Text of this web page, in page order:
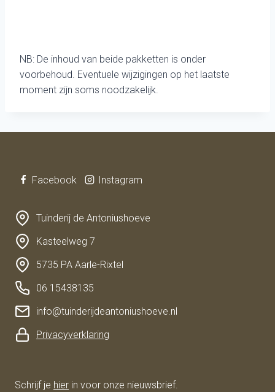
NB: De inhoud van beide pakketten is onder
voorbehoud. Eventuele wijzigingen op het laatste
moment zijn soms noodzakelijk.
Facebook Instagram
Tuinderij de Antoniushoeve
Kasteelweg 7
5735 PA Aarle-Rixtel
06 15438135
info@tuinderijdeantoniushoeve.nl
Privacyverklaring
Schrijf je hier in voor onze nieuwsbrief.